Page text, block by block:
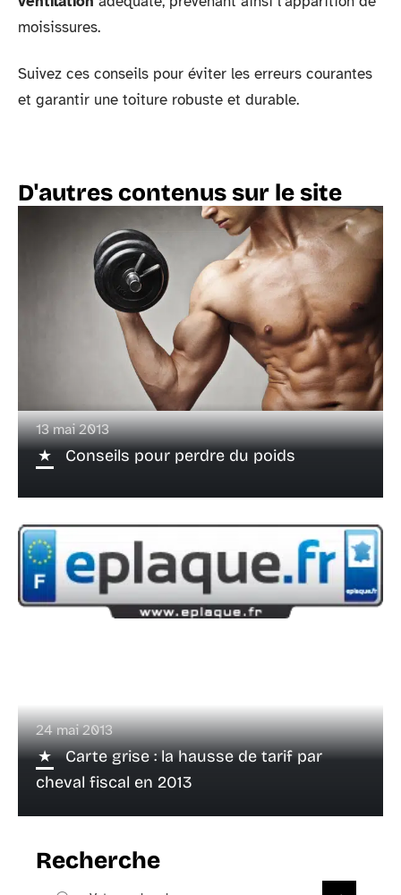
moisissures.
Suivez ces conseils pour éviter les erreurs courantes
et garantir une toiture robuste et durable.
D'autres contenus sur le site
13 mai 2013
Conseils pour perdre du poids
24 mai 2013
Carte grise : la hausse de tarif par
cheval fiscal en 2013
Recherche